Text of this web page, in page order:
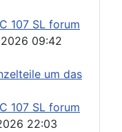
107 SL forum
09:42
um das
107 SL forum
22:03